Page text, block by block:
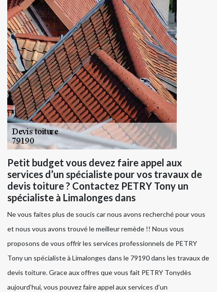
Petit budget vous devez faire appel aux
services d’un spécialiste pour vos travaux de
devis toiture ? Contactez PETRY Tony un
spécialiste à Limalonges dans
Ne vous faites plus de soucis car nous avons recherché pour vous
et nous vous avons trouvé le meilleur remède !! Nous vous
proposons de vous offrir les services professionnels de PETRY
Tony un spécialiste à Limalonges dans le 79190 dans les travaux de
devis toiture. Grace aux offres que vous fait PETRY Tonydès
aujourd’hui, vous pouvez faire appel aux services d’un